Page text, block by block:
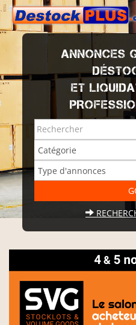
ANNONCES
ET